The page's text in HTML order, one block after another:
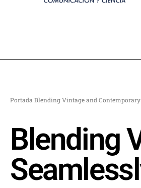
Portada Blending Vintage and
Blending